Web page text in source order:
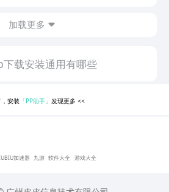
加载更多
载安装通用有哪些
安装 「PP助手」发现更多<<
加速器 九游 软件大全 游戏大全